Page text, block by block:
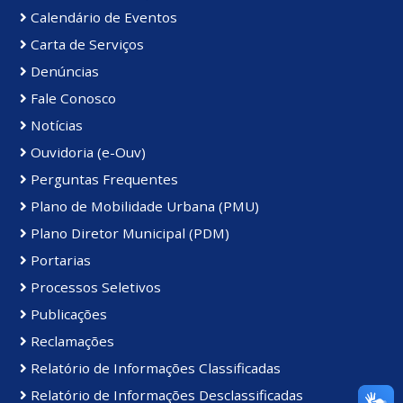
Calendário de Eventos
Carta de Serviços
Denúncias
Fale Conosco
Notícias
Ouvidoria (e-Ouv)
Perguntas Frequentes
Plano de Mobilidade Urbana (PMU)
Plano Diretor Municipal (PDM)
Portarias
Processos Seletivos
Publicações
Reclamações
Relatório de Informações Classificadas
Relatório de Informações Desclassificadas